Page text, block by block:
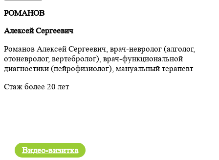
РОМАНОВ
Алексей Сергеевич
Романов Алексей Сергеевич, врач-невролог (алголог,
отоневролог, вертебролог), врач-функциональной
диагностики (нейрофизиолог), мануальный терапевт
Стаж более 20 лет
Видео-визитка